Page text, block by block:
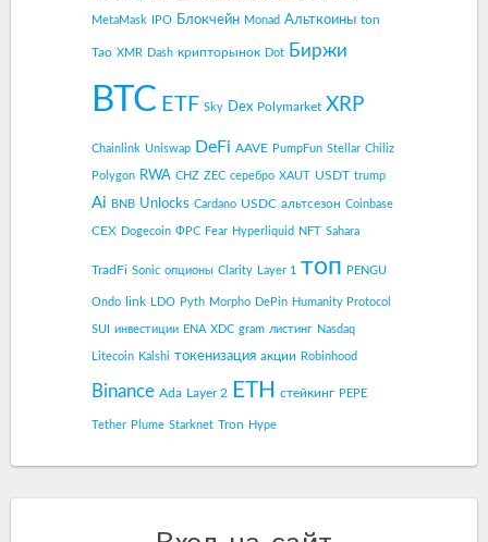
MetaMask IPO Блокчейн Monad Альткоины ton
Tao XMR Dash крипторынок Dot Биржи
BTC ETF Sky Dex Polymarket XRP
Chainlink Uniswap DeFi AAVE PumpFun Stellar Chiliz
Polygon RWA CHZ ZEC серебро XAUT USDT trump
Ai BNB Unlocks Cardano USDC альтсезон Coinbase
CEX Dogecoin ФРС Fear Hyperliquid NFT Sahara
TradFi Sonic опционы Clarity Layer 1 топ PENGU
Ondo link LDO Pyth Morpho DePin Humanity Protocol
SUI инвестиции ENA XDC gram листинг Nasdaq
Litecoin Kalshi токенизация акции Robinhood
Binance Ada Layer 2 ETH стейкинг PEPE
Tether Plume Starknet Tron Hype